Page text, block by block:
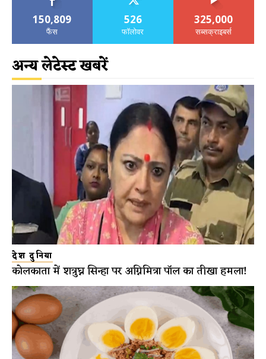
150,809
फैंस
526
फॉलोवर
325,000
सब्सक्राइबर्स
अन्य लेटेस्ट खबरें
देश दुनिया
कोलकाता में शत्रुघ्न सिन्हा पर अग्निमित्रा पॉल का तीखा हमला!